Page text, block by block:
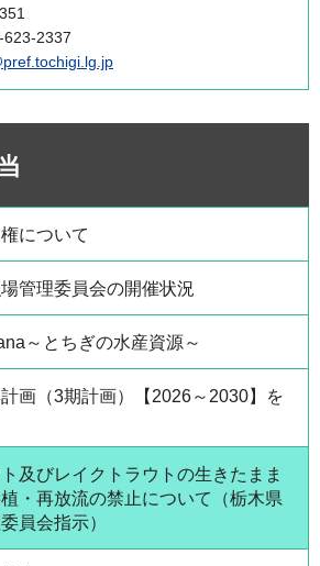
623-2337
について
管理委員会の開催状況
～とちぎの水産資源～
画（3期計画）【2026～2030】を
及びレイクトラウトの生きたまま
・再放流の禁止について（栃木県
員会指示）